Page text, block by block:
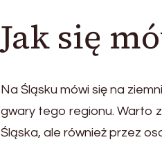
Jak się
Na Śląsku mówi się na
gwary tego regionu. Warto
Śląska, ale również przez